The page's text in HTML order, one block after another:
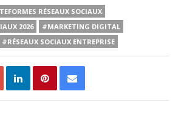
RÉSEAUX SOCIAUX
2026
#MARKETING DIGITAL
#RÉSEAUX SOCIAUX ENTREPRISE